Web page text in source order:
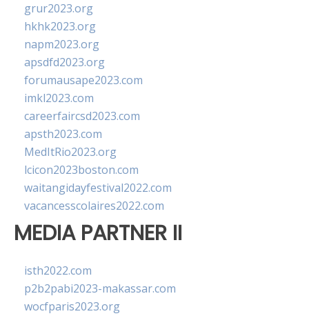
grur2023.org
hkhk2023.org
napm2023.org
apsdfd2023.org
forumausape2023.com
imkl2023.com
careerfaircsd2023.com
apsth2023.com
MedItRio2023.org
lcicon2023boston.com
waitangidayfestival2022.com
vacancesscolaires2022.com
MEDIA PARTNER II
isth2022.com
p2b2pabi2023-makassar.com
wocfparis2023.org